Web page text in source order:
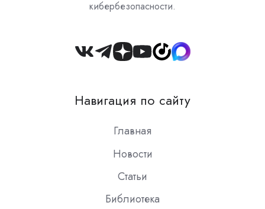
кибербезопасности.
Join
Slack
Навигация по сайту
Главная
Новости
Статьи
Библиотека